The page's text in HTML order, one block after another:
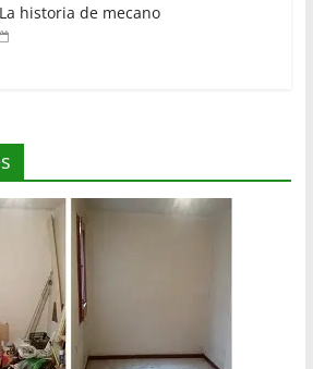
La historia de mecano